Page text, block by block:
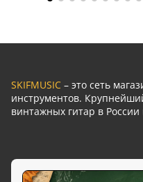
SKIFMUSIC – это сеть
инструментов.
винтажных гитар в России